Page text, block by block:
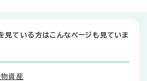
見ている方はこんなページも見ていま
資産